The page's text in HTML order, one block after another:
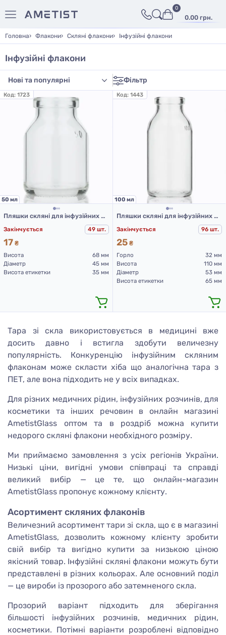
0.00 грн.
0
Головна Флакони Скляні флакони Інфузійні флакони
Інфузійні флакони
Фільтр
Код: 1723
50 мл
Пляшки скляні для інфузійних препаратів прозорі 50 мл, тип 2
Закінчується 49 шт.
17 ₴
Висота
68 мм
Діаметр
45 мм
Висота етикетки
35 мм
Код: 1443
100 мл
Пляшки скляні для інфузійних препаратів прозорі 100 мл, тип 2
Закінчується 96 шт.
25 ₴
Горло
32 мм
Висота
110 мм
Діаметр
53 мм
Висота етикетки
65 мм
Тара зі скла використовується в медицині вже
досить давно і встигла здобути величезну
популярність. Конкуренцію інфузійним скляним
флаконам може скласти хіба що аналогічна тара з
ПЕТ, але вона підходить не у всіх випадках.
Для різних медичних рідин, інфузійних розчинів, для
косметики та інших речовин в онлайн магазині
AmetistGlass оптом та в роздріб можна купити
недорого скляні флакони необхідного розміру.
Ми приймаємо замовлення з усіх регіонів України.
Низькі ціни, вигідні умови співпраці та справді
великий вибір — це те, що онлайн-магазин
AmetistGlass пропонує кожному клієнту.
Асортимент скляних флаконів
Величезний асортимент тари зі скла, що є в магазині
AmetistGlass, дозволить кожному клієнту зробити
свій вибір та вигідно купити за низькою ціною
якісний товар. Інфузійні скляні флакони можуть бути
представлені в різних кольорах. Але основний поділ
— це вироби із прозорого або затемненого скла.
Прозорий варіант підходить для зберігання
більшості інфузійних розчинів, медичних рідин,
косметики. Потімні варіанти розроблені відповідно